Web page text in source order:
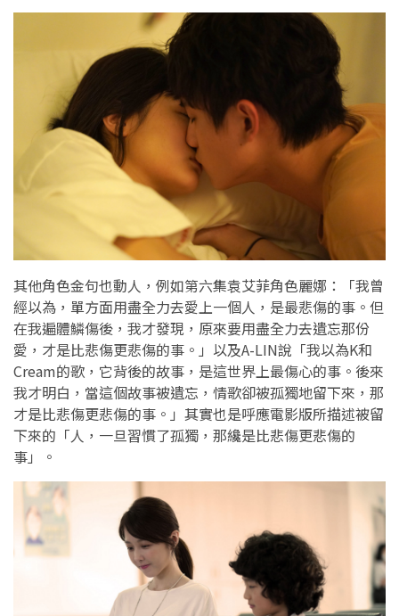
其他角色金句也動人，例如第六集袁艾菲角色麗娜：「我曾
經以為，單方面用盡全力去愛上一個人，是最悲傷的事。但
在我遍體鱗傷後，我才發現，原來要用盡全力去遺忘那份
愛，才是比悲傷更悲傷的事。」以及A-LIN說「我以為K和
Cream的歌，它背後的故事，是這世界上最傷心的事。後來
我才明白，當這個故事被遺忘，情歌卻被孤獨地留下來，那
才是比悲傷更悲傷的事。」其實也是呼應電影版所描述被留
下來的「人，一旦習慣了孤獨，那纔是比悲傷更悲傷的
事」。